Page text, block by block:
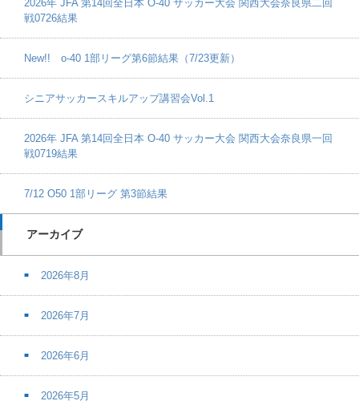
2026年 JFA 第14回全日本 O-40 サッカー大会 関西大会奈良県二回
戦0726結果
New!! o-40 1部リーグ第6節結果（7/23更新）
シニアサッカースキルアップ講習会Vol.1
2026年 JFA 第14回全日本 O-40 サッカー大会 関西大会奈良県一回
戦0719結果
7/12 O50 1部リーグ 第3節結果
アーカイブ
2026年8月
2026年7月
2026年6月
2026年5月